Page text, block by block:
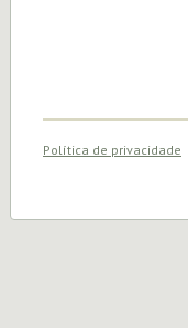
Política de privacidade